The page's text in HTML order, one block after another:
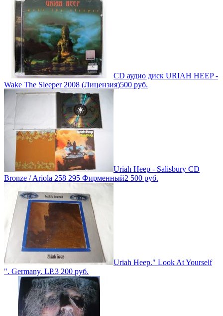
CD аудио диск URIAH HEEP -
Wake The Sleeper 2008 (Лицензия)500 руб.
Uriah Heep - Salisbury CD
Bronze / Ariola 258 295 Фирменный2 500 руб.
Uriah Heep." Look At Yourself
". Germany. LP.3 200 руб.